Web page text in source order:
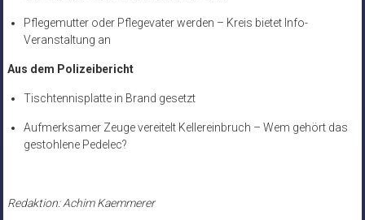
Pflegemutter oder Pflegevater werden – Kreis bietet Info-
Veranstaltung an
Aus dem Polizeibericht
Tischtennisplatte in Brand gesetzt
Aufmerksamer Zeuge vereitelt Kellereinbruch – Wem gehört das
gestohlene Pedelec?
Redaktion: Achim Kaemmerer